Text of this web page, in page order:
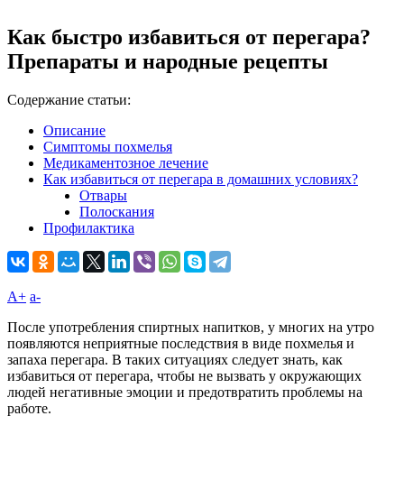
Как быстро избавиться от перегара?
Препараты и народные рецепты
Содержание статьи:
Описание
Симптомы похмелья
Медикаментозное лечение
Как избавиться от перегара в домашних условиях?
Отвары
Полоскания
Профилактика
A+ а-
После употребления спиртных напитков, у многих на утро
появляются неприятные последствия в виде похмелья и
запаха перегара. В таких ситуациях следует знать, как
избавиться от перегара, чтобы не вызвать у окружающих
людей негативные эмоции и предотвратить проблемы на
работе.